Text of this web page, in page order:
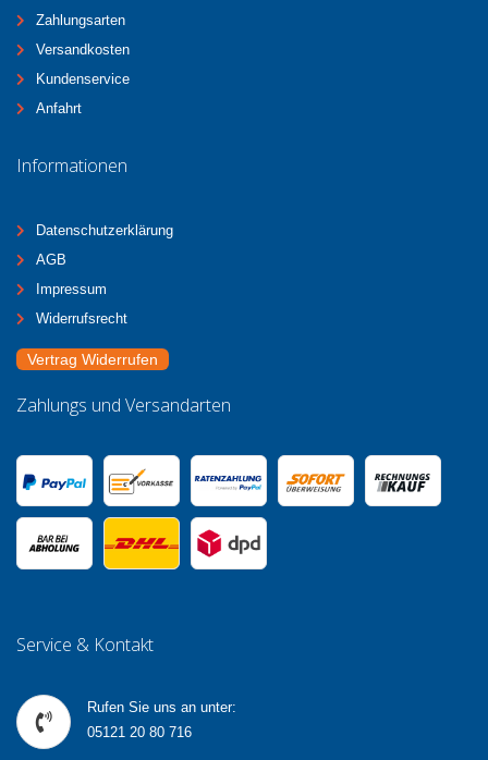
Zahlungsarten
Versandkosten
Kundenservice
Anfahrt
Informationen
Datenschutzerklärung
AGB
Impressum
Widerrufsrecht
Vertrag Widerrufen
Zahlungs und Versandarten
Service & Kontakt
Rufen Sie uns an unter:
05121 20 80 716